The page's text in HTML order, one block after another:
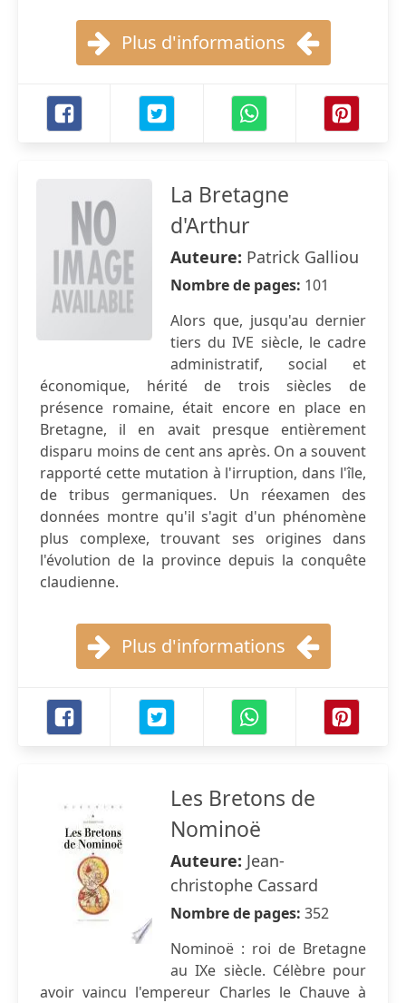
Plus d'informations
La Bretagne
d'Arthur
Auteure: Patrick Galliou
Nombre de pages: 101
Alors que, jusqu'au dernier
tiers du IVE siècle, le cadre
administratif, social et
économique, hérité de trois siècles de
présence romaine, était encore en place en
Bretagne, il en avait presque entièrement
disparu moins de cent ans après. On a souvent
rapporté cette mutation à l'irruption, dans l'île,
de tribus germaniques. Un réexamen des
données montre qu'il s'agit d'un phénomène
plus complexe, trouvant ses origines dans
l'évolution de la province depuis la conquête
claudienne.
Plus d'informations
Les Bretons de
Nominoë
Auteure: Jean-
christophe Cassard
Nombre de pages: 352
Nominoë : roi de Bretagne
au IXe siècle. Célèbre pour
avoir vaincu l'empereur Charles le Chauve à